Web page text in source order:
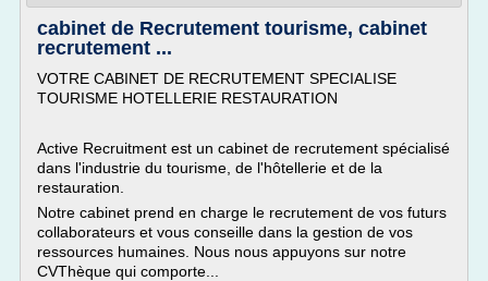
cabinet de Recrutement tourisme, cabinet
recrutement ...
VOTRE CABINET DE RECRUTEMENT SPECIALISE
TOURISME HOTELLERIE RESTAURATION
Active Recruitment est un cabinet de recrutement spécialisé
dans l'industrie du tourisme, de l'hôtellerie et de la
restauration.
Notre cabinet prend en charge le recrutement de vos futurs
collaborateurs et vous conseille dans la gestion de vos
ressources humaines. Nous nous appuyons sur notre
CVThèque qui comporte...